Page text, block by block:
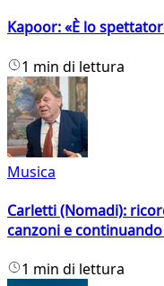
Kapoor: «È lo
1 min di lettura
Musica
Carletti (Nomadi):
canzoni e
1 min di lettura